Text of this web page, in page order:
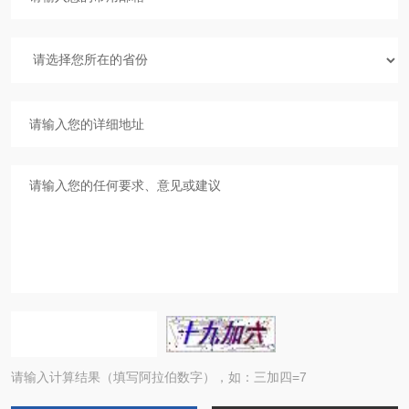
请输入计算结果（填写阿拉伯数字），如：三加四=7